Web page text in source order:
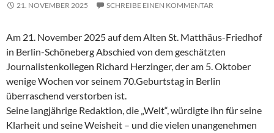
21. NOVEMBER 2025 SCHREIBE EINEN KOMMENTAR
Am 21. November 2025 auf dem Alten St. Matthäus-Friedhof
in Berlin-Schöneberg Abschied von dem geschätzten
Journalistenkollegen Richard Herzinger, der am 5. Oktober
wenige Wochen vor seinem 70.Geburtstag in Berlin
überraschend verstorben ist.
Seine langjährige Redaktion, die „Welt“, würdigte ihn für seine
Klarheit und seine Weisheit – und die vielen unangenehmen